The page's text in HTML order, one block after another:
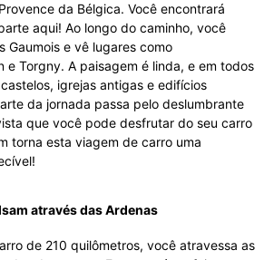
da Bélgica. Você encontrará
aqui! Ao longo do caminho, você
Gaumois e vê lugares como
e Torgny. A paisagem é linda, e em todos
igrejas antigas e edifícios
da jornada passa pelo deslumbrante
que você pode desfrutar do seu carro
torna esta viagem de carro uma
através das Ardenas
de 210 quilômetros, você atravessa as